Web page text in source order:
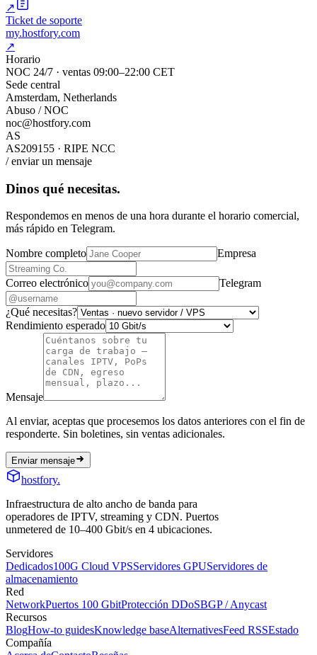
↗
Ticket de soporte
my.hostfory.com
↗
Horario
NOC 24/7 · ventas 09:00–22:00 CET
Sede central
Amsterdam, Netherlands
Abuso / NOC
noc@hostfory.com
AS
AS209155 · RIPE NCC
/ enviar un mensaje
Dinos qué necesitas.
Respondemos en menos de una hora durante el horario comercial,
más rápido en Telegram.
Nombre completo Empresa
Correo electrónico Telegram
¿Qué necesitas?
Rendimiento esperado
Mensaje
Al enviar, aceptas que procesemos los datos anteriores con el fin de
responderte. Sin boletines, sin ventas adicionales.
Enviar mensaje
hostfory.
Infraestructura de alto ancho de banda para
operadores de IPTV, streaming y CDN. Puertos
unmetered de 10–400 Gbit/s en 4 ubicaciones.
Servidores
Dedicados100G Cloud VPSServidores GPUServidores de
almacenamiento
Red
NetworkPuertos 100 GbitProtección DDoSBGP / Anycast
Recursos
BlogHow-to guidesKnowledge baseAlternativesFeed RSSEstado
Compañía